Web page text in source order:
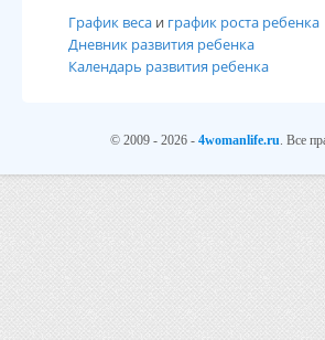
График веса и график роста ребенка
Дневник развития ребенка
Календарь развития ребенка
© 2009 - 2026 -4womanlife.ru. Все